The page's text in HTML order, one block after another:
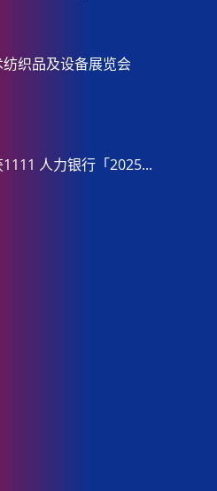
织品及设备展览会
人力银行「2025...